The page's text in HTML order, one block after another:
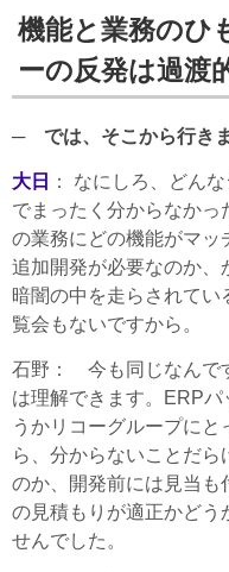
機能と業務のひ
ーの反発は過渡
─ では、そこから行き
大日
： なにしろ、どん
でまったく分からなか
の業務にどの機能がマッ
追加開発が必要なのか、
暗闇の中を走らされて
覧会もないですから。
石野 ： 今も同じなんで
は理解できます。ERP
うかリコーグループに
ら、分からないことだ
のか、開発前には見当も
の見積もりが適正かどう
せんでした。